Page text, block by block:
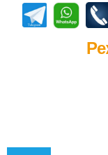
Режим
Вт-